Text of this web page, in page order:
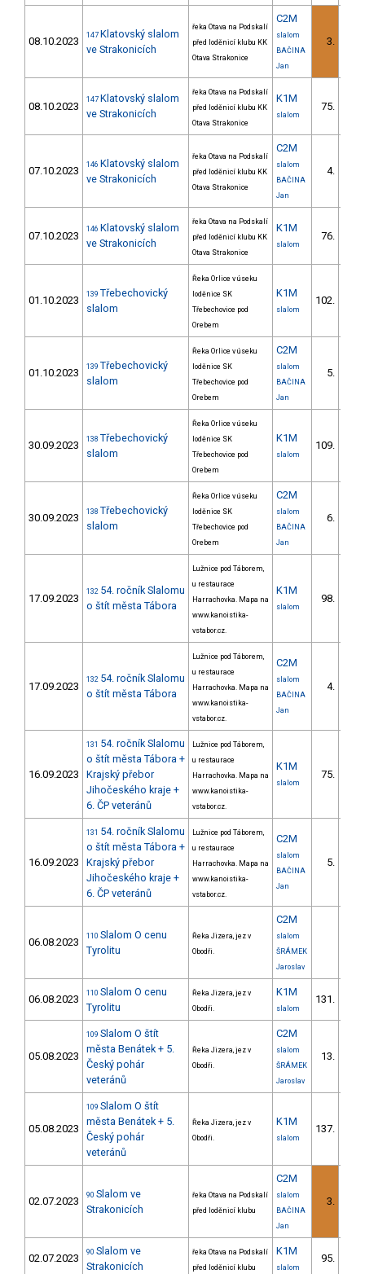
08.10.2023 147 Klatovský slalom
ve Strakonicích
řeka Otava na Podskalí
před loděnicí klubu KK
Otava Strakonice
C2M
slalom
BAČINA
Jan
3.
08.10.2023
147 Klatovský slalom
ve Strakonicích
řeka Otava na Podskalí
před loděnicí klubu KK
Otava Strakonice
K1M
slalom
75.
07.10.2023 146 Klatovský slalom
ve Strakonicích
řeka Otava na Podskalí
před loděnicí klubu KK
Otava Strakonice
C2M
slalom
BAČINA
Jan
4.
07.10.2023
146 Klatovský slalom
ve Strakonicích
řeka Otava na Podskalí
před loděnicí klubu KK
Otava Strakonice
K1M
slalom
76.
01.10.2023 139 Třebechovický
slalom
Řeka Orlice v úseku
loděnice SK
Třebechovice pod
Orebem
K1M
slalom
102.
01.10.2023 139 Třebechovický
slalom
Řeka Orlice v úseku
loděnice SK
Třebechovice pod
Orebem
C2M
slalom
BAČINA
Jan
5.
30.09.2023 138 Třebechovický
slalom
Řeka Orlice v úseku
loděnice SK
Třebechovice pod
Orebem
K1M
slalom
109.
30.09.2023 138 Třebechovický
slalom
Řeka Orlice v úseku
loděnice SK
Třebechovice pod
Orebem
C2M
slalom
BAČINA
Jan
6.
17.09.2023
132 54. ročník Slalomu
o štít města Tábora
Lužnice pod Táborem,
u restaurace
Harrachovka. Mapa na
www.kanoistika-
vstabor.cz.
K1M
slalom
98.
17.09.2023
132 54. ročník Slalomu
o štít města Tábora
Lužnice pod Táborem,
u restaurace
Harrachovka. Mapa na
www.kanoistika-
vstabor.cz.
C2M
slalom
BAČINA
Jan
4.
16.09.2023
131 54. ročník Slalomu
o štít města Tábora +
Krajský přebor
Jihočeského kraje +
6. ČP veteránů
Lužnice pod Táborem,
u restaurace
Harrachovka. Mapa na
www.kanoistika-
vstabor.cz.
K1M
slalom
75.
16.09.2023
131 54. ročník Slalomu
o štít města Tábora +
Krajský přebor
Jihočeského kraje +
6. ČP veteránů
Lužnice pod Táborem,
u restaurace
Harrachovka. Mapa na
www.kanoistika-
vstabor.cz.
C2M
slalom
BAČINA
Jan
5.
06.08.2023 110 Slalom O cenu
Tyrolitu
Řeka Jizera, jez v
Obodři.
C2M
slalom
ŠRÁMEK
Jaroslav
06.08.2023 110 Slalom O cenu
Tyrolitu
Řeka Jizera, jez v
Obodři.
K1M
slalom
131.
05.08.2023
109 Slalom O štít
města Benátek + 5.
Český pohár
veteránů
Řeka Jizera, jez v
Obodři.
C2M
slalom
ŠRÁMEK
Jaroslav
13.
05.08.2023
109 Slalom O štít
města Benátek + 5.
Český pohár
veteránů
Řeka Jizera, jez v
Obodři.
K1M
slalom
137.
02.07.2023 90 Slalom ve
Strakonicích
řeka Otava na Podskalí
před loděnicí klubu
C2M
slalom
BAČINA
Jan
3.
02.07.2023 90 Slalom ve
Strakonicích
řeka Otava na Podskalí
před loděnicí klubu
K1M
slalom
95.